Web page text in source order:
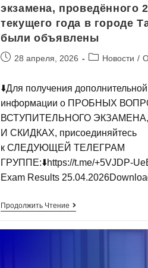
экзамена, проведённого
текущего года в городе
были объявлены
28 апреля, 2026 Новости /
⬇️Для получения дополнительной
информации о ПРОБНЫХ
ВСТУПИТЕЛЬНОГО
И СКИДКАХ, присоединяйтесь
к СЛЕДУЮЩЕЙ ТЕЛЕГРАМ
ГРУППЕ:⬇️https://t.me/+5VJDP-
Exam Results
Продолжить Чтение